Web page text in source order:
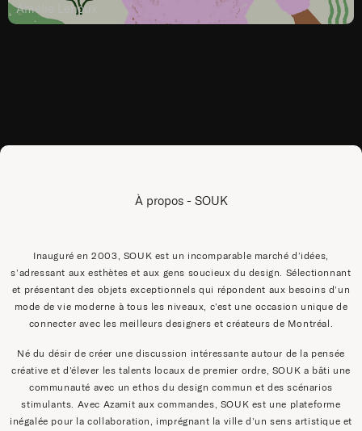
Amélie Lehoux
À propos - SOUK
Inauguré en 2003, SOUK est un incomparable marché d’idées,
s’adressant aux esthètes et aux gens soucieux du design. Sélectionnant
et présentant des objets exceptionnels qui répondent aux besoins d’un
mode de vie moderne à tous les niveaux, c’est une occasion unique de
connecter avec les meilleurs designers et créateurs de Montréal.
Né du désir de créer une discussion intéressante autour de la pensée
créative et d’élever les talents locaux de premier ordre, SOUK a bâti une
communauté avec un ethos du design commun et des scénarios
stimulants. Avec Azamit aux commandes, SOUK est une plateforme
inégalée pour la collaboration, imprégnant la ville d’un sens artistique et